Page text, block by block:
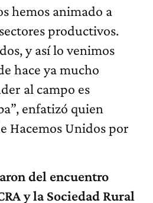
hemos animado a
productivos.
y así lo venimos
hace ya mucho
al campo es
enfatizó quien
Hacemos Unidos por
del encuentro
y la Sociedad Rural